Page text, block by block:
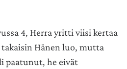
4, Herra yritti viisi kertaa
Hänen luo, mutta
paatunut, he eivät